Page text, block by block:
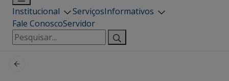
Institucional ServiçosInformativos
Fale ConoscoServidor
Pesquisar
por: